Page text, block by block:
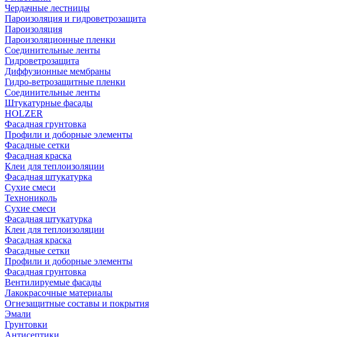
Чердачные лестницы
Пароизоляция и гидроветрозащита
Пароизоляция
Пароизоляционные пленки
Соединительные ленты
Гидроветрозащита
Диффузионные мембраны
Гидро-ветрозащитные пленки
Соединительные ленты
Штукатурные фасады
HOLZER
Фасадная грунтовка
Профили и доборные элементы
Фасадные сетки
Фасадная краска
Клеи для теплоизоляции
Фасадная штукатурка
Сухие смеси
Технониколь
Сухие смеси
Фасадная штукатурка
Клеи для теплоизоляции
Фасадная краска
Фасадные сетки
Профили и доборные элементы
Фасадная грунтовка
Вентилируемые фасады
Лакокрасочные материалы
Огнезащитные составы и покрытия
Эмали
Грунтовки
Антисептики